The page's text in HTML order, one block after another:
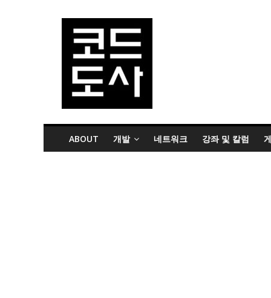
ABOUT 개발 네트워크 강좌 및 칼럼